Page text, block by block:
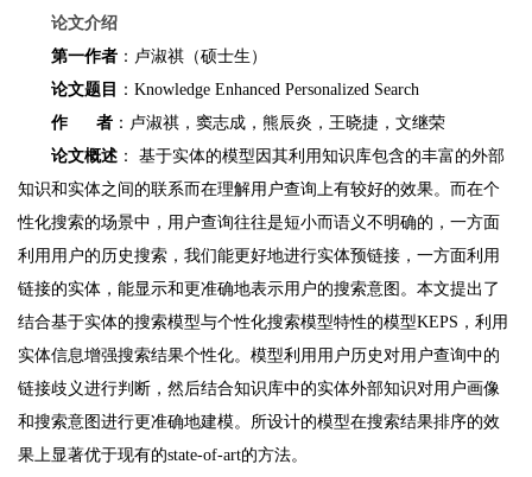
论文介绍
第一作者 ：卢淑祺（硕士生）
论文题目 ：Knowledge Enhanced Personalized Search
作 者 ：卢淑祺，窦志成，熊辰炎，王晓捷，文继荣
论文概述 ： 基于实体的模型因其利用知识库包含的丰富的外部
知识和实体之间的联系而在理解用户查询上有较好的效果。而在个
性化搜索的场景中，用户查询往往是短小而语义不明确的，一方面
利用用户的历史搜索，我们能更好地进行实体预链接，一方面利用
链接的实体，能显示和更准确地表示用户的搜索意图。本文提出了
结合基于实体的搜索模型与个性化搜索模型特性的模型KEPS，利用
实体信息增强搜索结果个性化。模型利用用户历史对用户查询中的
链接歧义进行判断，然后结合知识库中的实体外部知识对用户画像
和搜索意图进行更准确地建模。所设计的模型在搜索结果排序的效
果上显著优于现有的state-of-art的方法。